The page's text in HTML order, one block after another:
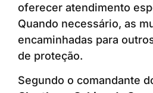
oferecer atendimento
Quando necessário, as
encaminhadas para
de proteção.
Segundo o comandante